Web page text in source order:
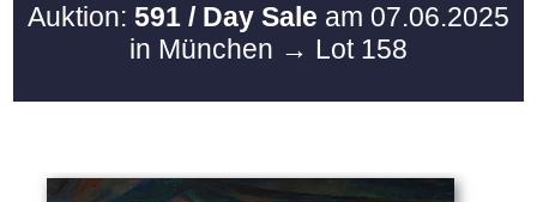
Auktion: 591 / Day Sale am 07.06.2025
in München → Lot 158